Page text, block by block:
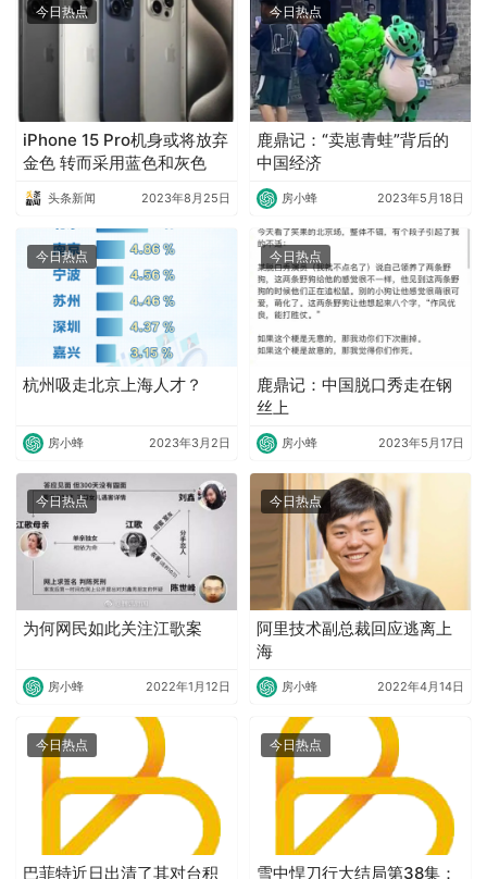
今日热点
iPhone 15 Pro机身或将放弃
金色 转而采用蓝色和灰色
头条新闻 2023年8月25日
今日热点
鹿鼎记：“卖崽青蛙”背后的
中国经济
房小蜂 2023年5月18日
今日热点
杭州吸走北京上海人才？
房小蜂 2023年3月2日
今日热点
鹿鼎记：中国脱口秀走在钢
丝上
房小蜂 2023年5月17日
今日热点
为何网民如此关注江歌案
房小蜂 2022年1月12日
今日热点
阿里技术副总裁回应逃离上
海
房小蜂 2022年4月14日
今日热点
巴菲特近日出清了其对台积
今日热点
雪中悍刀行大结局第38集：